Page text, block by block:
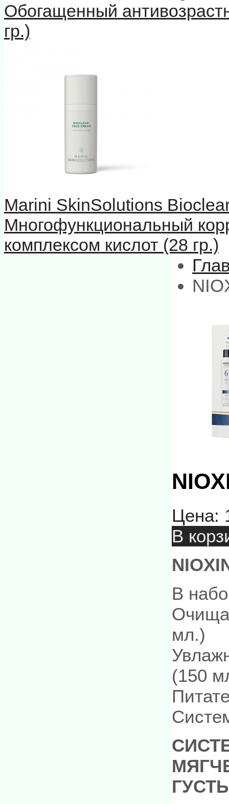
Обогащенный
гр.)
Marini SkinSolutions
Многофункциональный
комплексом кислот (28 гр.)
Цена:
В
В
мл.)
(150